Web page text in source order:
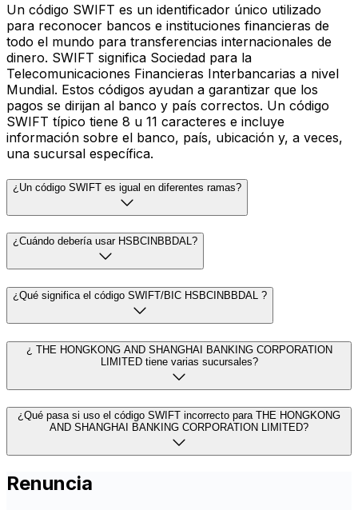
Un código SWIFT es un identificador único utilizado
para reconocer bancos e instituciones financieras de
todo el mundo para transferencias internacionales de
dinero. SWIFT significa Sociedad para la
Telecomunicaciones Financieras Interbancarias a nivel
Mundial. Estos códigos ayudan a garantizar que los
pagos se dirijan al banco y país correctos. Un código
SWIFT típico tiene 8 u 11 caracteres e incluye
información sobre el banco, país, ubicación y, a veces,
una sucursal específica.
¿Un código SWIFT es igual en diferentes ramas?
¿Cuándo debería usar HSBCINBBDAL?
¿Qué significa el código SWIFT/BIC HSBCINBBDAL ?
¿ THE HONGKONG AND SHANGHAI BANKING CORPORATION
LIMITED tiene varias sucursales?
¿Qué pasa si uso el código SWIFT incorrecto para THE HONGKONG
AND SHANGHAI BANKING CORPORATION LIMITED?
Renuncia